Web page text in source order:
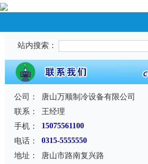
站内搜索：
公司：
唐山万顺制冷设备有限公司
联系：
王经理
手机：
15075561100
电话： 0315-5555550
地址：
唐山市路南复兴路